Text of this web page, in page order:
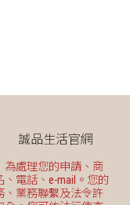
誠品生活官網
為處理您的申請、商
電話、e-mail。您的
、業務聯繫及法令許